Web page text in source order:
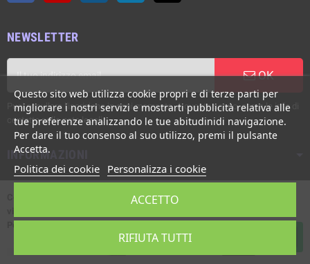
NEWSLETTER
OK
Puoi annullare l'iscrizione in ogni momento. A questo scopo, cerca le info di
contatto nelle note legali.
INFORMAZIONI
Questo sito web utilizza cookie propri e di terze parti per
migliorare i nostri servizi e mostrarti pubblicità relativa alle
tue preferenze analizzando le tue abitudinidi navigazione.
Per dare il tuo consenso al suo utilizzo, premi il pulsante
Accetta.
Politica dei cookie Personalizza i cookie
RIFIUTA TUTTI
ACCETTO
Copyright © Italgronda s.r.l. 2002/2026. Tutti i diritti sono riservati. E'